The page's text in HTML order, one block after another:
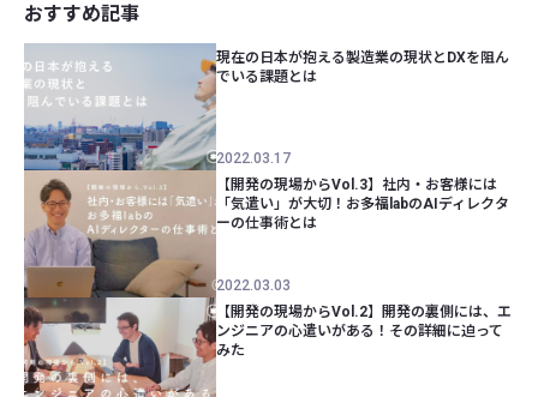
おすすめ記事
現在の日本が抱える製造業の現状とDXを阻ん
でいる課題とは
2022.03.17
【開発の現場からVol.3】社内・お客様には
「気遣い」が大切！お多福labのAIディレクタ
ーの仕事術とは
2022.03.03
【開発の現場からVol.2】開発の裏側には、エ
ンジニアの心遣いがある！その詳細に迫って
みた